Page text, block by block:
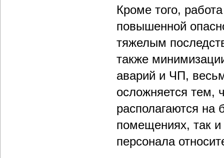
Кроме того,
повышенной
тяжелым
также
аварий и ЧП,
осложняется тем,
располагаются на
помещениях, так и
персонала